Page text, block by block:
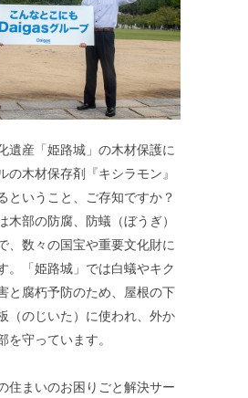
遺産「姫路城」の木材保護に
の木材保存剤『キシラモン』
ということ、ご存知ですか？
木部の防腐、防蟻（ぼうぎ）
、数々の国宝や重要文化財に
。「姫路城」では白蟻やキク
と腐朽予防のため、屋根の下
（のじいた）に使われ、外か
を守っています。
住まいのお困りごと解決サー